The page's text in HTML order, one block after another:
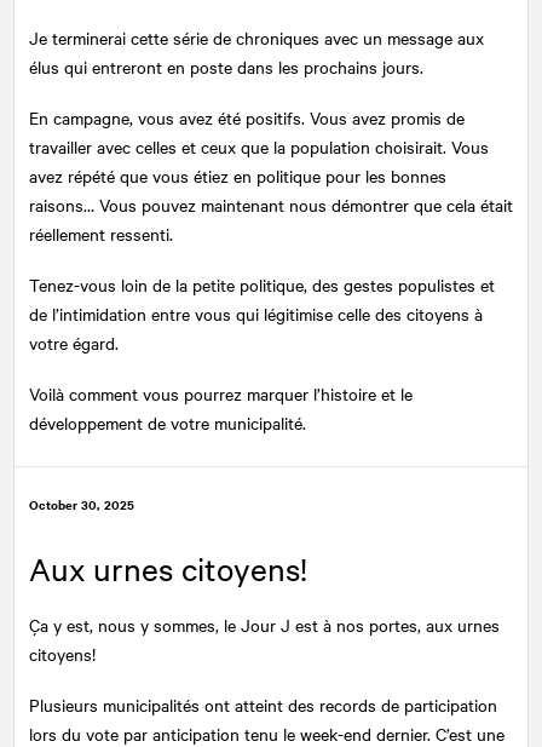
Je terminerai cette série de chroniques avec un message aux
élus qui entreront en poste dans les prochains jours.
En campagne, vous avez été positifs. Vous avez promis de
travailler avec celles et ceux que la population choisirait. Vous
avez répété que vous étiez en politique pour les bonnes
raisons… Vous pouvez maintenant nous démontrer que cela était
réellement ressenti.
Tenez-vous loin de la petite politique, des gestes populistes et
de l’intimidation entre vous qui légitimise celle des citoyens à
votre égard.
Voilà comment vous pourrez marquer l’histoire et le
développement de votre municipalité.
Aux urnes citoyens!
Ça y est, nous y sommes, le Jour J est à nos portes, aux urnes
citoyens!
Plusieurs municipalités ont atteint des records de participation
lors du vote par anticipation tenu le week-end dernier. C’est une
October 30, 2025